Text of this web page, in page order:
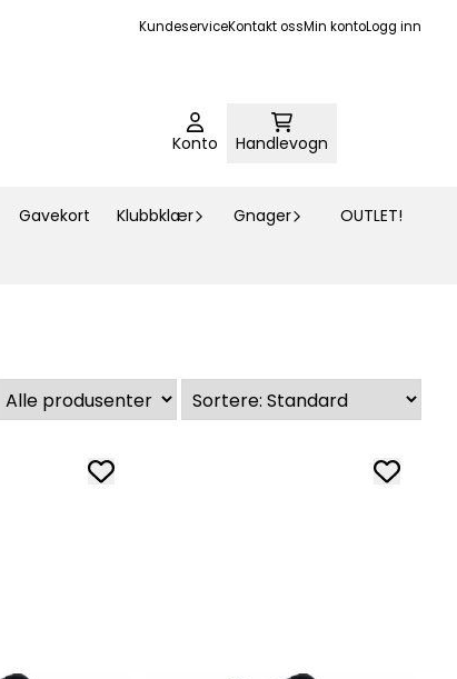
KundeserviceKontakt ossMin kontoLogg inn
Konto Handlevogn
Gavekort Klubbklær Gnager
OUTLET!